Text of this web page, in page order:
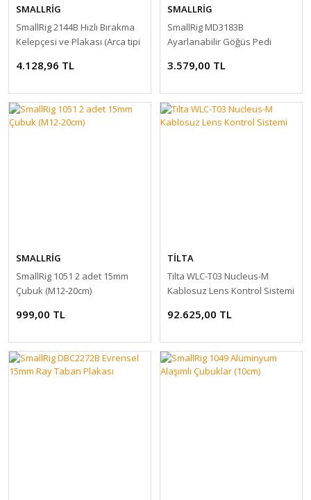
SMALLRİG
SmallRig 2144B Hızlı Bırakma
Kelepçesi ve Plakası (Arca tipi
4.128,96 TL
SMALLRİG
SmallRig MD3183B
Ayarlanabilir Göğüs Pedi
3.579,00 TL
SMALLRİG
SmallRig 1051 2 adet 15mm
Çubuk (M12-20cm)
999,00 TL
TİLTA
Tilta WLC-T03 Nucleus-M
Kablosuz Lens Kontrol Sistemi
92.625,00 TL